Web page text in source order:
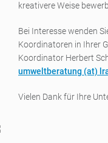
kreativere Weise
Bei Interesse wenden
Koordinatoren in Ihrer
Koordinator Herbert
umweltberatung (at)
Vielen Dank für Ihre